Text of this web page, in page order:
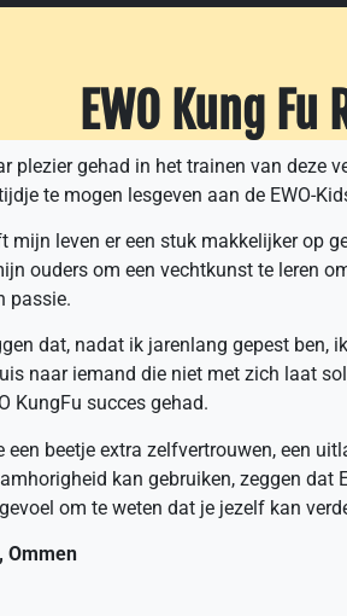
EWO Kung Fu
plezier gehad in het trainen van deze
te mogen lesgeven aan de EWO-
mijn leven er een stuk makkelijker op
ouders om een vechtkunst te leren
passie.
dat, nadat ik jarenlang gepest ben,
naar iemand die niet met zich laat
KungFu succes gehad.
een beetje extra zelfvertrouwen, een
kan gebruiken, zeggen dat
om te weten dat je jezelf kan
Ommen